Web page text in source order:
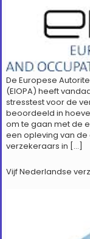
De Europese
(EIOPA) heeft
stresstest voor de
beoordeeld in
om te gaan met de
een opleving van
verzekeraars in […]
Vijf Nederlandse